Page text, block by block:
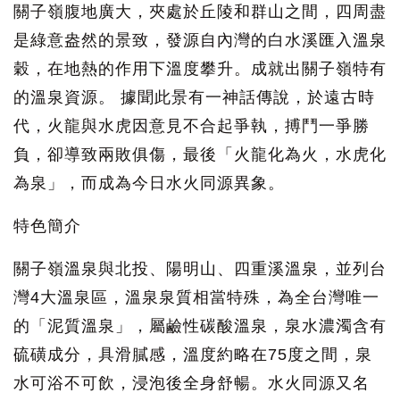
關子嶺腹地廣大，夾處於丘陵和群山之間，四周盡
是綠意盎然的景致，發源自內灣的白水溪匯入溫泉
穀，在地熱的作用下溫度攀升。成就出關子嶺特有
的溫泉資源。 據聞此景有一神話傳說，於遠古時
代，火龍與水虎因意見不合起爭執，搏鬥一爭勝
負，卻導致兩敗俱傷，最後「火龍化為火，水虎化
為泉」，而成為今日水火同源異象。
特色簡介
關子嶺溫泉與北投、陽明山、四重溪溫泉，並列台
灣4大溫泉區，溫泉泉質相當特殊，為全台灣唯一
的「泥質溫泉」，屬鹼性碳酸溫泉，泉水濃濁含有
硫磺成分，具滑膩感，溫度約略在75度之間，泉
水可浴不可飲，浸泡後全身舒暢。水火同源又名